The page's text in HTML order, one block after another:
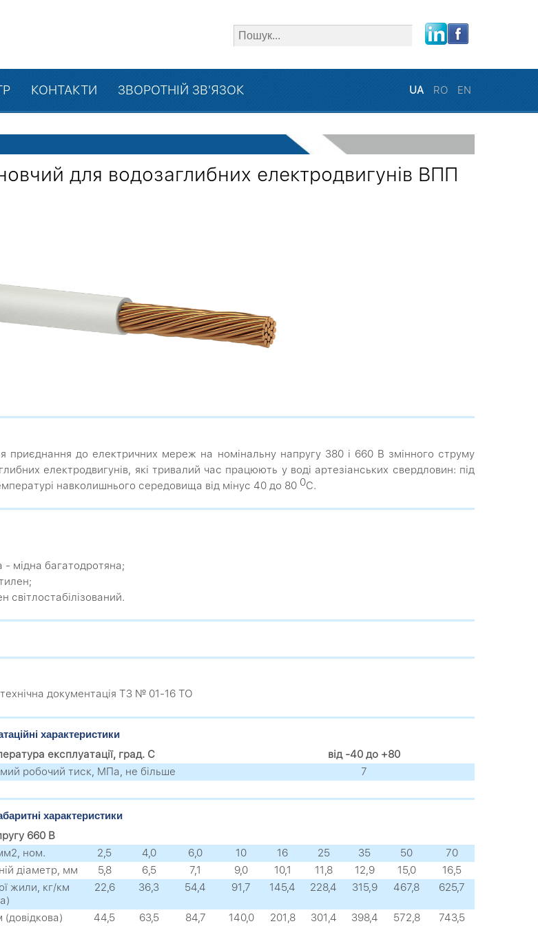
КОНТАКТИ ЗВОРОТНІЙ ЗВ'ЯЗОК UA RO EN
для водозаглибних електродвигунів ВПП
приєднання до електричних мереж на номінальну напругу 380 і 660 В змінного струму
електродвигунів, які тривалий час працюють у воді артезіанських свердловин: під
навколишнього середовища від мінус 40 до 80 0С.
мідна багатодротяна;
світлостабілізований.
документація ТЗ № 01-16 ТО
характеристики
експлуатації, град. С
від -40 до +80
робочий тиск, МПа, не більше
7
характеристики
660 В
ном.
2,5 4,0 6,0 10 16 25 35 50
70
діаметр, мм
5,8 6,5 7,1 9,0 10,1 11,8 12,9 15,0
16,5
жили, кг/км
22,6 36,3 54,4 91,7 145,4 228,4 315,9 467,8 625,7
44,5 63,5 84,7 140,0 201,8 301,4 398,4 572,8 743,5
close